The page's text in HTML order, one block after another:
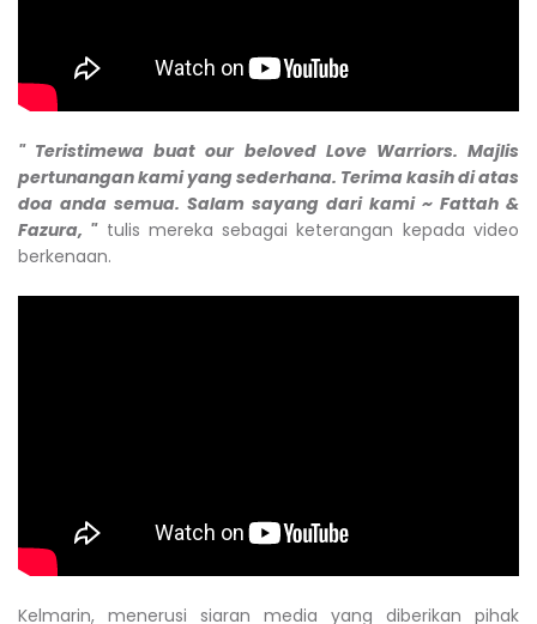
" Teristimewa buat our beloved Love Warriors. Majlis
pertunangan kami yang sederhana. Terima kasih di atas
doa anda semua. Salam sayang dari kami ~ Fattah &
Fazura, "tulis mereka sebagai keterangan kepada video
berkenaan.
Kelmarin, menerusi siaran media yang diberikan pihak